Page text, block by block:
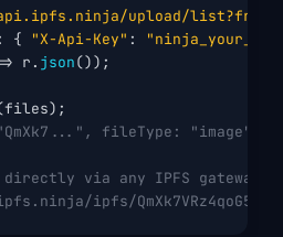
upload/
{
"X-Api-Key" :
r. json());
fileType: "image",
via any IPFS gateway:
ipfs/